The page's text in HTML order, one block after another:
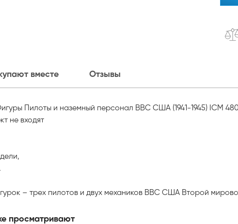
вместе Отзывы
Пилоты и наземный персонал ВВС США (1941-1945) ICM
не входят
– трех пилотов и двух механиков ВВС США Второй
просматривают